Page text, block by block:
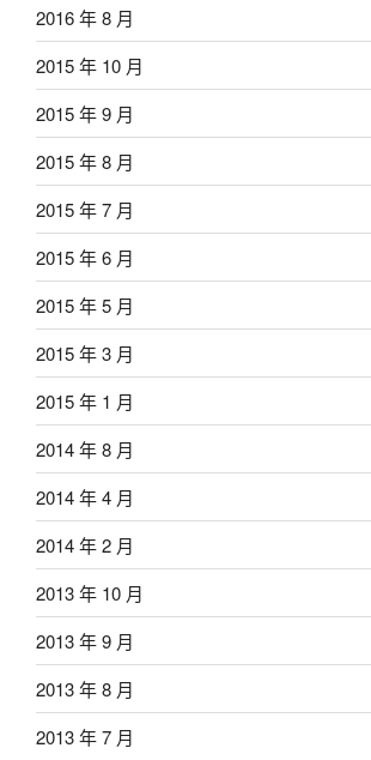
2016 年 8 月
2015 年 10 月
2015 年 9 月
2015 年 8 月
2015 年 7 月
2015 年 6 月
2015 年 5 月
2015 年 3 月
2015 年 1 月
2014 年 8 月
2014 年 4 月
2014 年 2 月
2013 年 10 月
2013 年 9 月
2013 年 8 月
2013 年 7 月